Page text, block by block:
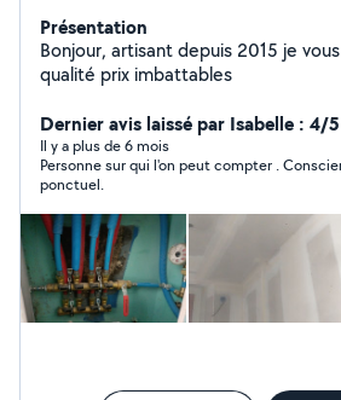
Présentation
Bonjour, artisant depuis 2015 je vous assure un rapport
qualité prix imbattables
Dernier avis laissé par Isabelle : 4/5
Il y a plus de 6 mois
Personne sur qui l'on peut compter .
ponctuel.